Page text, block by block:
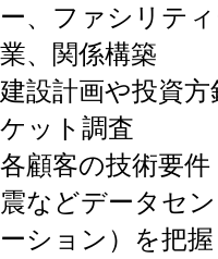
ー、ファシリテ
業、関係構築
建設計画や投資
ケット調査
各顧客の技術要
震などデータセ
ーション）を把